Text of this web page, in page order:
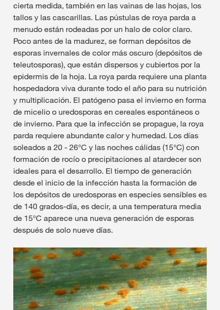
cierta medida, también en las vainas de las hojas, los
tallos y las cascarillas. Las pústulas de roya parda a
menudo están rodeadas por un halo de color claro.
Poco antes de la madurez, se forman depósitos de
esporas invernales de color más oscuro (depósitos de
teleutosporas), que están dispersos y cubiertos por la
epidermis de la hoja. La roya parda requiere una planta
hospedadora viva durante todo el año para su nutrición
y multiplicación. El patógeno pasa el invierno en forma
de micelio o uredosporas en cereales espontáneos o
de invierno. Para que la infección se propague, la roya
parda requiere abundante calor y humedad. Los días
soleados a 20 - 26°C y las noches cálidas (15°C) con
formación de rocío o precipitaciones al atardecer son
ideales para el desarrollo. El tiempo de generación
desde el inicio de la infección hasta la formación de
los depósitos de uredosporas en especies sensibles es
de 140 grados-día, es decir, a una temperatura media
de 15°C aparece una nueva generación de esporas
después de solo nueve días.